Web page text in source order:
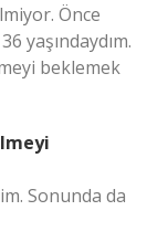
Önce
yaşındaydım.
beklemek
Sonunda da